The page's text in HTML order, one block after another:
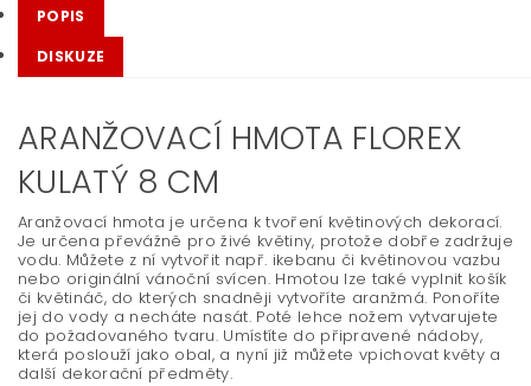
POPIS
DISKUZE
ARANŽOVACÍ HMOTA FLOREX
KULATÝ 8 CM
Aranžovací hmota je určena k tvoření květinových dekorací.
Je určena převážně pro živé květiny, protože dobře zadržuje
vodu. Můžete z ní vytvořit např. ikebanu či květinovou vazbu
nebo originální vánoční svícen. Hmotou lze také vyplnit košík
či květináč, do kterých snadněji vytvoříte aranžmá. Ponoříte
jej do vody a necháte nasát. Poté lehce nožem vytvarujete
do požadovaného tvaru. Umístíte do připravené nádoby,
která poslouží jako obal, a nyní již můžete vpichovat květy a
další dekorační předměty.